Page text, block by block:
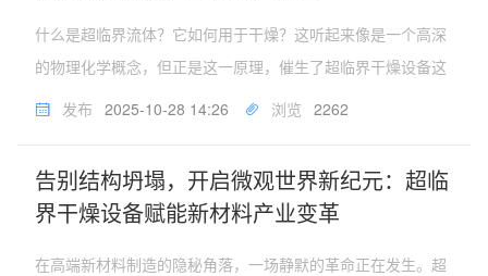
什么是超临界流体？它如何用于干燥？这听起来像是一个高深
的物理化学概念，但正是这一原理，催生了超临界干燥设备这
一高端装备，并在众多高科技领域中扮演着不可或缺的幕后功
可以精炼为三个核心步骤：...
发布 2025-10-28 14:26 浏览 2262
告别结构坍塌，开启微观世界新纪元：超临
界干燥设备赋能新材料产业变革
在高端新材料制造的隐秘角落，一场静默的革命正在发生。超